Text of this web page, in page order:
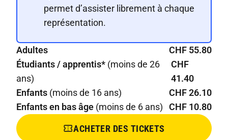
permet d’assister librement à chaque
représentation.
Adultes
CHF 55.80
Étudiants / apprentis* (moins de 26
ans)
CHF
41.40
Enfants (moins de 16 ans)
CHF 26.10
Enfants en bas âge (moins de 6 ans) CHF 10.80
ACHETER DES TICKETS